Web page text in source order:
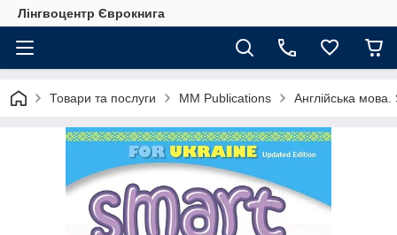
Лінгвоцентр Єврокнига
Товари та послуги MM Publications Англійська